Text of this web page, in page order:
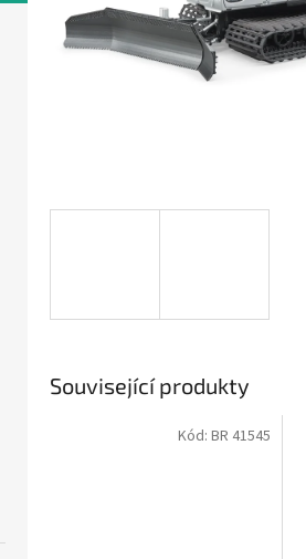
Související produkty
Kód: BR 41545